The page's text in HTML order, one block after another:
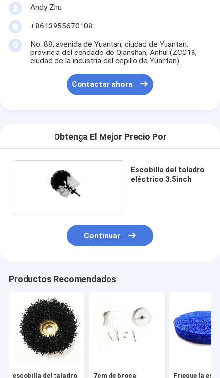
Andy Zhu
+8613955670108
No. 88, avenida de Yuantan, ciudad de Yuantan,
provincia del condado de Qianshan, Anhui (ZC018,
ciudad de la industria del cepillo de Yuantan)
Contactar ahora
Obtenga El Mejor Precio Por
Escobilla del taladro
eléctrico 3.5inch
Continuar
Productos Recomendados
escobilla del taladro 7cm de broca Friegue la